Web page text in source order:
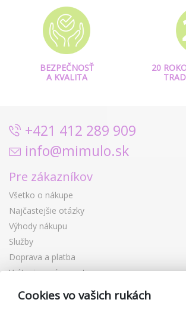
BEZPEČNOSŤ
A KVALITA
20
+421 412 289 909
info@mimulo.sk
Pre zákazníkov
Všetko o nákupe
Najčastejšie otázky
Výhody nákupu
Služby
Doprava a platba
Vrátenie a výmena tovaru
Reklamácia
Darčekové poukážky
Cookies vo vašich rukách